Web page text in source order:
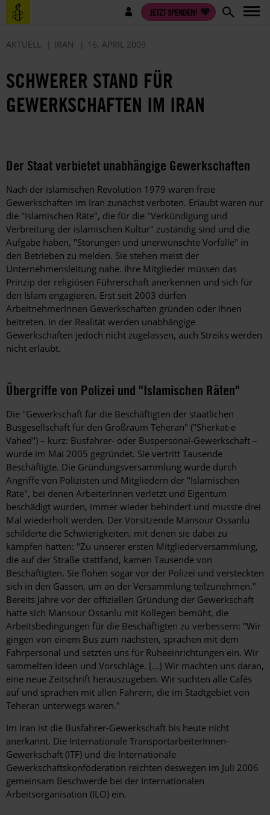
Direkt
zum
Benutzermenü JETZT SPENDEN!
AKTUELL IRAN 16. APRIL 2009
SCHWERER STAND FÜR
GEWERKSCHAFTEN IM IRAN
Der Staat verbietet unabhängige Gewerkschaften
Nach der islamischen Revolution 1979 waren freie
Gewerkschaften im Iran zunächst verboten. Erlaubt waren nur
die "Islamischen Räte", die für die "Verkündigung und
Verbreitung der islamischen Kultur" zuständig sind und die
Aufgabe haben, "Störungen und unerwünschte Vorfälle" in
den Betrieben zu melden. Sie stehen meist der
Unternehmensleitung nahe. Ihre Mitglieder müssen das
Prinzip der religiösen Führerschaft anerkennen und sich für
den Islam engagieren. Erst seit 2003 dürfen
ArbeitnehmerInnen Gewerkschaften gründen oder ihnen
beitreten. In der Realität werden unabhängige
Gewerkschaften jedoch nicht zugelassen, auch Streiks werden
nicht erlaubt.
Übergriffe von Polizei und "Islamischen Räten"
Die "Gewerkschaft für die Beschäftigten der staatlichen
Busgesellschaft für den Großraum Teheran" ("Sherkat-e
Vahed") – kurz: Busfahrer- oder Buspersonal-Gewerkschaft –
wurde im Mai 2005 gegründet. Sie vertritt Tausende
Beschäftigte. Die Gründungsversammlung wurde durch
Angriffe von Polizisten und Mitgliedern der "Islamischen
Räte", bei denen ArbeiterInnen verletzt und Eigentum
beschädigt wurden, immer wieder behindert und musste drei
Mal wiederholt werden. Der Vorsitzende Mansour Ossanlu
schilderte die Schwierigkeiten, mit denen sie dabei zu
kämpfen hatten: "Zu unserer ersten Mitgliederversammlung,
die auf der Straße stattfand, kamen Tausende von
Beschäftigten. Sie flohen sogar vor der Polizei und versteckten
sich in den Gassen, um an der Versammlung teilzunehmen."
Bereits Jahre vor der offiziellen Gründung der Gewerkschaft
hatte sich Mansour Ossanlu mit Kollegen bemüht, die
Arbeitsbedingungen für die Beschäftigten zu verbessern: "Wir
gingen von einem Bus zum nächsten, sprachen mit dem
Fahrpersonal und setzten uns für Ruheeinrichtungen ein. Wir
sammelten Ideen und Vorschläge. [...] Wir machten uns daran,
eine neue Zeitschrift herauszugeben. Wir suchten alle Cafés
auf und sprachen mit allen Fahrern, die im Stadtgebiet von
Teheran unterwegs waren."
Im Iran ist die Busfahrer-Gewerkschaft bis heute nicht
anerkannt. Die Internationale TransportarbeiterInnen-
Gewerkschaft (ITF) und die Internationale
Gewerkschaftskonföderation reichten deswegen im Juli 2006
gemeinsam Beschwerde bei der Internationalen
Arbeitsorganisation (ILO) ein.